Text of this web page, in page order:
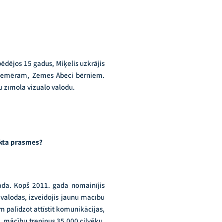
15 gadus, Miķelis uzkrājis
Zemes Ābeci bērniem.
zīmola vizuālo valodu.
prasmes?
Kopš 2011. gada nomainījis
izveidojis jaunu mācību
palīdzot attīstīt komunikācijas,